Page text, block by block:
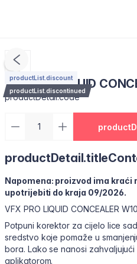
productList.discount
productList.discontinued
VFX PRO LIQUID
productDetail.code
Napomena: proizvod ima kraći
upotrijebiti do kraja 09/2026.
VFX PRO LIQUID CONCEALER
Potpuni korektor za cijelo lice
sredstvo koje pomaže u
bora. Lako se nanosi zahvaljujući
aplikatorom.